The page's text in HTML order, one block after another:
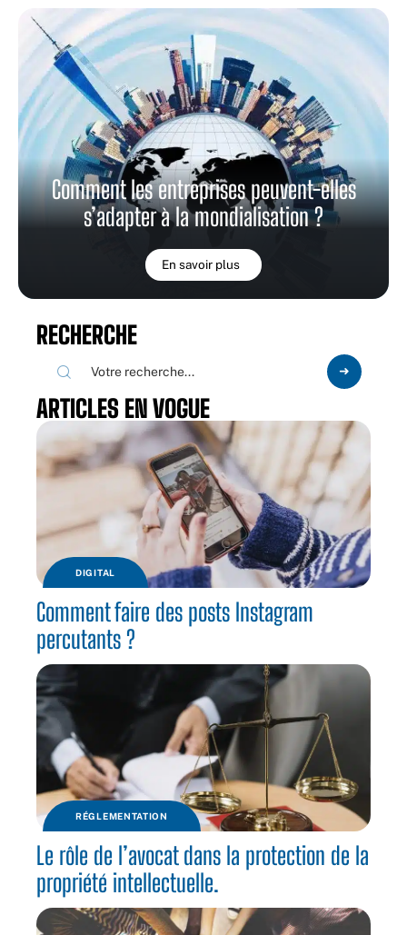
Comment les entreprises peuvent-elles
s’adapter à la mondialisation ?
En savoir plus
RECHERCHE
ARTICLES EN VOGUE
DIGITAL
Comment faire des posts Instagram
percutants ?
RÉGLEMENTATION
Le rôle de l’avocat dans la protection de la
propriété intellectuelle.